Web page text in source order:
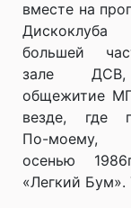
вместе на
большей
зале
общежитие
везде, где
По-моему,
осенью
«Легкий Бум».